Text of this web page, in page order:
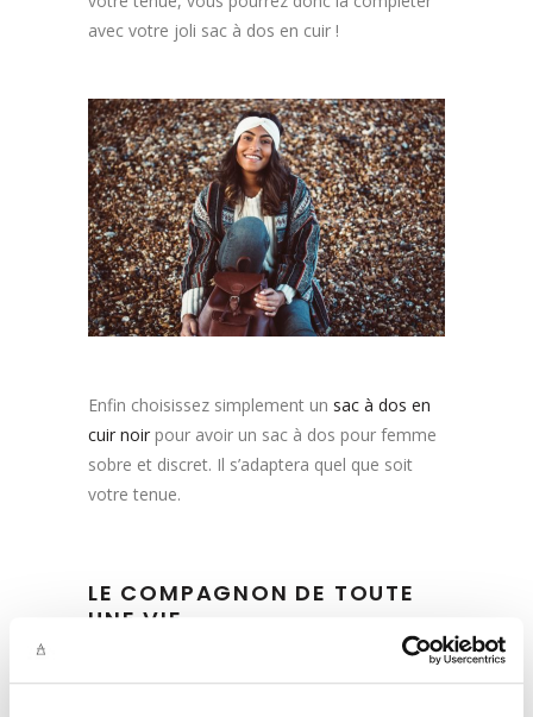
avec votre joli sac à dos en cuir !
Enfin choisissez simplement un sac à dos en
cuir noir pour avoir un sac à dos pour femme
sobre et discret. Il s’adaptera quel que soit
votre tenue.
LE COMPAGNON DE TOUTE
UNE VIE
On apprécie le sac à dos femme en cuir car